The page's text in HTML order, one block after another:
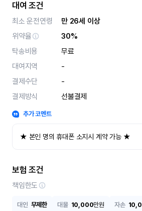
대여 조건
최소 운전연령
만 26세 이상
위약율
30%
탁송비용
무료
대여지역
-
결제수단
-
결제방식
선불결제
추가 코멘트
★ 본인 명의 휴대폰 소지시 계약 가능 ★
보험 조건
책임한도
대인 무제한 대물 10,000만원 자손